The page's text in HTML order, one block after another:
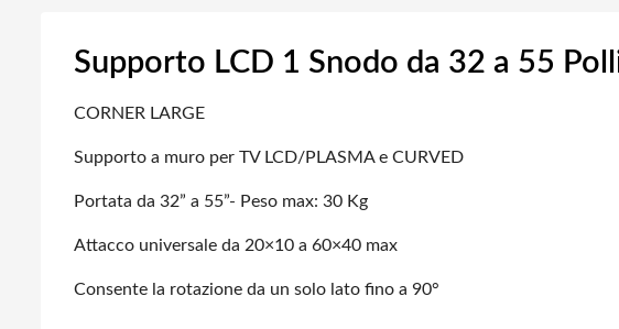
Supporto LCD 1 Snodo da 32 a 55
CORNER LARGE
Supporto a muro per TV LCD/PLASMA e CURVED
Portata da 32” a 55”- Peso max: 30 Kg
Attacco universale da 20×10 a 60×40 max
Consente la rotazione da un solo lato fino a 90°